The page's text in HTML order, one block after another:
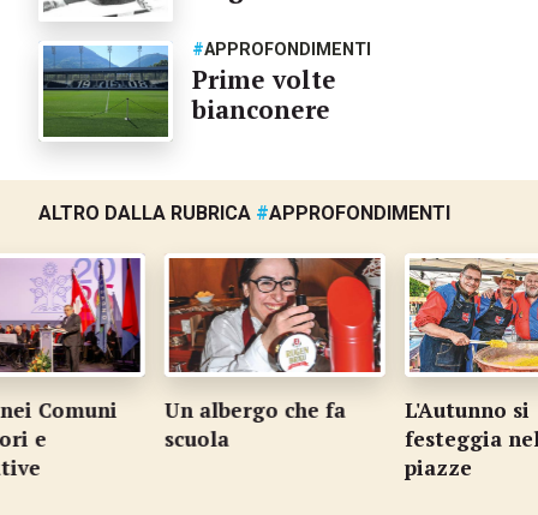
#APPROFONDIMENTI
Prime volte
bianconere
ALTRO DALLA RUBRICA #APPROFONDIMENTI
Comuni
e
Un albergo che fa
scuola
L'Autunno si
festeggia
piazze